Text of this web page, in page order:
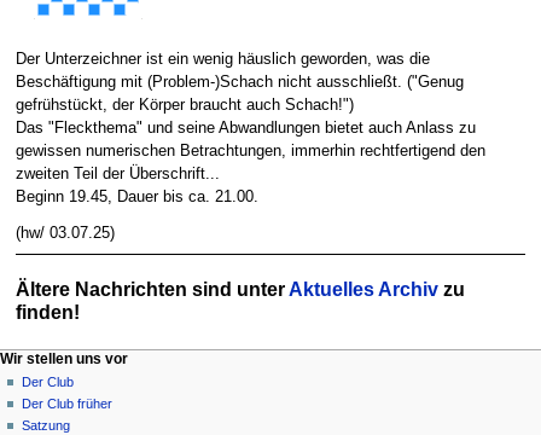
Der Unterzeichner ist ein wenig häuslich geworden, was die
Beschäftigung mit (Problem-)Schach nicht ausschließt. ("Genug
gefrühstückt, der Körper braucht auch Schach!")
Das "Fleckthema" und seine Abwandlungen bietet auch Anlass zu
gewissen numerischen Betrachtungen, immerhin rechtfertigend den
zweiten Teil der Überschrift...
Beginn 19.45, Dauer bis ca. 21.00.
(hw/ 03.07.25)
Ältere Nachrichten sind unterAktuelles Archivzu
finden!
N
a
v
Seitenaktionen
Hauptseite
Diskussion
Lesen
Meine Werkzeuge
Anmelden
Wir stellen uns vor
Der Club
Der Club früher
Satzung